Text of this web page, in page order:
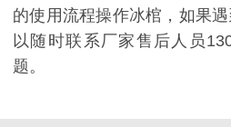
的使用流程操作冰棺，如果
以随时联系厂家售后人员
题。